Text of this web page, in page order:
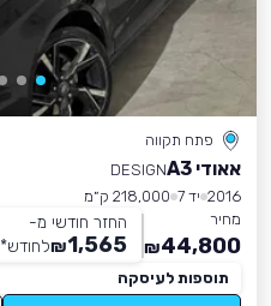
פתח תקווה
אאודי A3
DESIGN
2016 יד 7
218,000 ק״מ
מחיר
44,800
₪
החזר חודשי מ-
1,565
₪לחודש*
תוספות לעיסקה